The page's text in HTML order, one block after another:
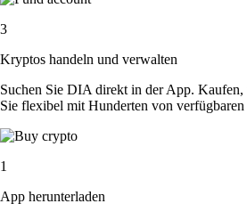
3
Kryptos handeln und verwalten
Suchen Sie DIA direkt in der App. Kaufen,
Sie flexibel mit Hunderten von
1
App herunterladen